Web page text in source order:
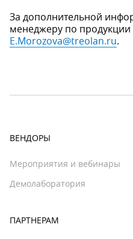
За дополнительной
менеджеру по
E.Morozova@treolan.ru.
ВЕНДОРЫ
Мероприятия и вебинары
Демолаборатория
ПАРТНЕРАМ